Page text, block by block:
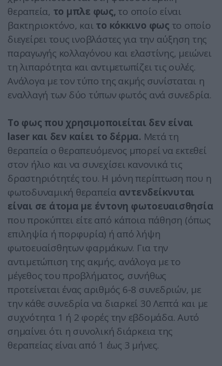
θεραπεία, το μπλε φως, το οποίο είναι
βακτηριοκτόνο, και το κόκκινο φως το οποίο
διεγείρει τους ινοβλάστες για την αύξηση της
παραγωγής κολλαγόνου και ελαστίνης, μειώνει
τη λιπαρότητα και αντιμετωπίζει τις ουλές.
Ανάλογα με τον τύπο της ακμής συνίσταται η
εναλλαγή των δύο τύπων φωτός ανά συνεδρία.
Το φως που χρησιμοποιείται δεν είναι
laser και δεν καίει το δέρμα. Μετά τη
θεραπεία ο θεραπευόμενος μπορεί να εκτεθεί
στον ήλιο και να συνεχίσει κανονικά τις
δραστηριότητές του. Η μόνη περίπτωση που η
φωτοδυναμική θεραπεία αντενδείκνυται
είναι σε άτομα με έντονη φωτοευαισθησία
που προκύπτει είτε από κάποια πάθηση (όπως
επιληψία ή πορφυρία) ή από λήψη
φωτοευαίσθητων φαρμάκων. Για την
αντιμετώπιση της ακμής, ανάλογα με το
μέγεθος του προβλήματος, συνήθως
προτείνεται ένας αριθμός 6-8 συνεδριών, με
την κάθε συνεδρία να διαρκεί 30 Λεπτά και με
συχνότητα 1 ή 2 φορές την εβδομάδα. Αυτό
σημαίνει ότι η συνολική διάρκεια της
θεραπείας είναι από 1 έως 3 μήνες.